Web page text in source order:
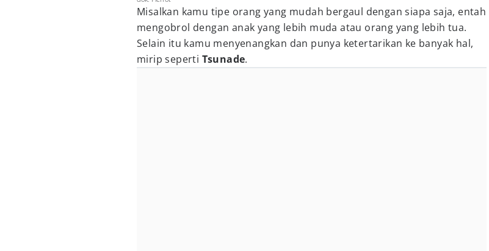
Misalkan kamu tipe orang yang mudah bergaul dengan siapa saja, entah
mengobrol dengan anak yang lebih muda atau orang yang lebih tua.
Selain itu kamu menyenangkan dan punya ketertarikan ke banyak hal,
mirip seperti Tsunade.